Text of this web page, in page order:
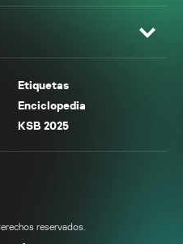
Etiquetas
Enciclopedia
KSB 2025
reservados.